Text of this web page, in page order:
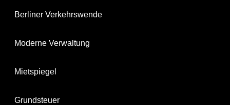
Berliner Verkehrswende
Moderne Verwaltung
Mietspiegel
Grundsteuer